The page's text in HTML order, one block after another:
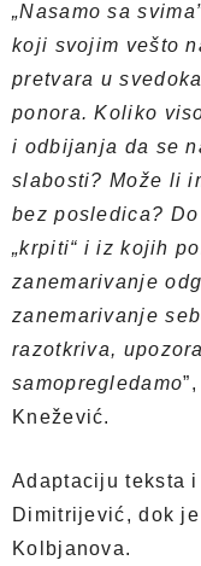
„Nasamo sa
koji svojim vešto
pretvara u
ponora. Koliko
i odbijanja da se
slabosti? Može li
bez posledica?
„krpiti“ i iz kojih
zanemarivanje
zanemarivanje
razotkriva,
samopregledamo
Knežević.
Adaptaciju teksta
Dimitrijević, dok
Kolbjanova.